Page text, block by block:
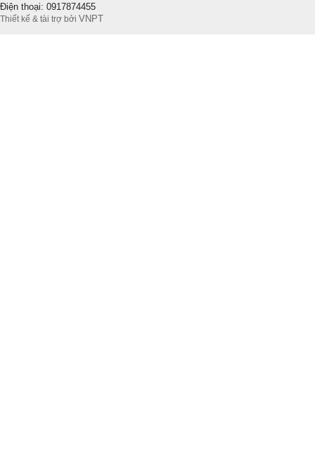
Điện thoại: 0917874455
Thiết kế & tài trợ bởi VNPT